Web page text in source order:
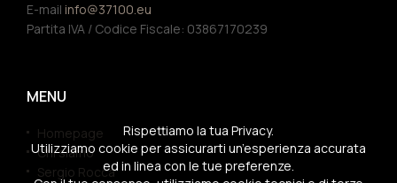
E-mail info@37100.eu
Partita IVA / Codice Fiscale: 03867170239
MENU
Homepage
Chi siamo
Sergio Rocca
Rispettiamo la tua Privacy.
Utilizziamo cookie per assicurarti un’esperienza accurata
ed in linea con le tue preferenze.